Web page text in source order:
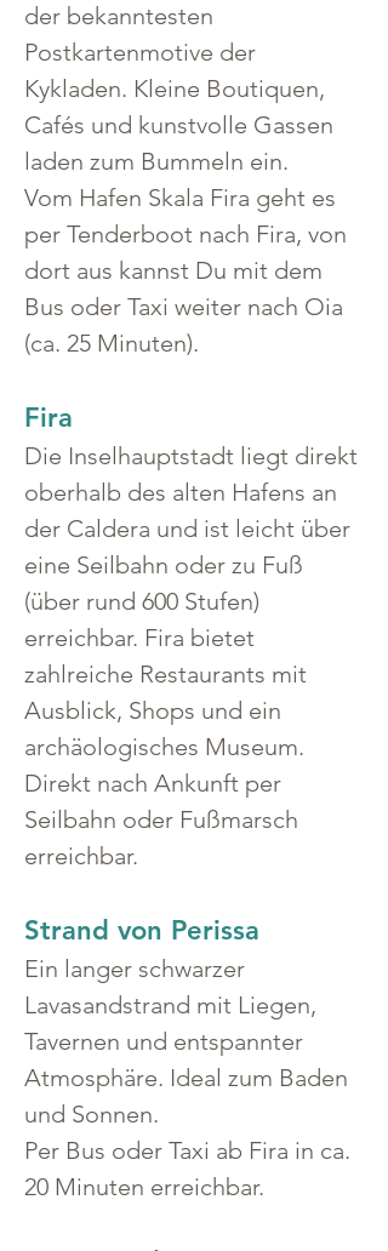
der bekanntesten
Postkartenmotive der
Kykladen. Kleine Boutiquen,
Cafés und kunstvolle Gassen
laden zum Bummeln ein.
Vom Hafen Skala Fira geht es
per Tenderboot nach Fira, von
dort aus kannst Du mit dem
Bus oder Taxi weiter nach Oia
(ca. 25 Minuten).
Fira
Die Inselhauptstadt liegt direkt
oberhalb des alten Hafens an
der Caldera und ist leicht über
eine Seilbahn oder zu Fuß
(über rund 600 Stufen)
erreichbar. Fira bietet
zahlreiche Restaurants mit
Ausblick, Shops und ein
archäologisches Museum.
Direkt nach Ankunft per
Seilbahn oder Fußmarsch
erreichbar.
Strand von Perissa
Ein langer schwarzer
Lavasandstrand mit Liegen,
Tavernen und entspannter
Atmosphäre. Ideal zum Baden
und Sonnen.
Per Bus oder Taxi ab Fira in ca.
20 Minuten erreichbar.